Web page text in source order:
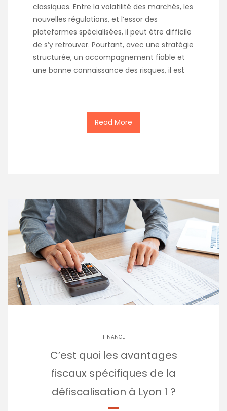
classiques. Entre la volatilité des marchés, les
nouvelles régulations, et l’essor des
plateformes spécialisées, il peut être difficile
de s’y retrouver. Pourtant, avec une stratégie
structurée, un accompagnement fiable et
une bonne connaissance des risques, il est
Read More
FINANCE
C’est quoi les avantages
fiscaux spécifiques de la
défiscalisation à Lyon 1 ?